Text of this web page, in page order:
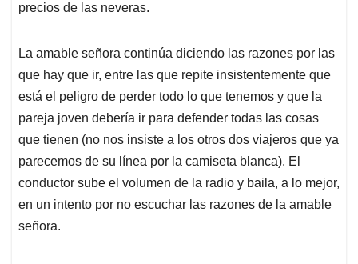
precios de las neveras.
La amable señora continúa diciendo las razones por las
que hay que ir, entre las que repite insistentemente que
está el peligro de perder todo lo que tenemos y que la
pareja joven debería ir para defender todas las cosas
que tienen (no nos insiste a los otros dos viajeros que ya
parecemos de su línea por la camiseta blanca). El
conductor sube el volumen de la radio y baila, a lo mejor,
en un intento por no escuchar las razones de la amable
señora.